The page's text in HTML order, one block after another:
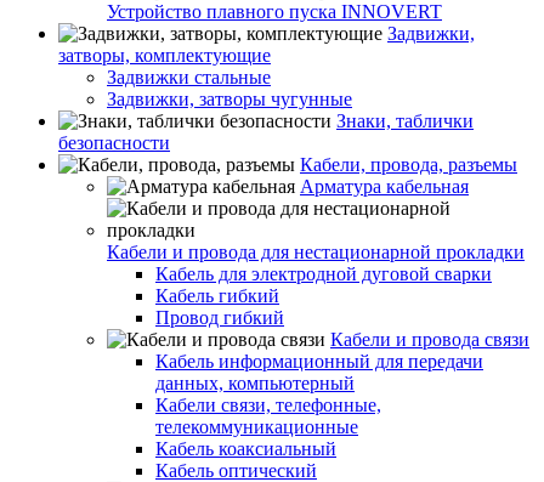
Устройство плавного пуска INNOVERT
Задвижки,
затворы, комплектующие
Задвижки стальные
Задвижки, затворы чугунные
Знаки, таблички
безопасности
Кабели, провода, разъемы
Арматура кабельная
Кабели и провода для нестационарной прокладки
Кабель для электродной дуговой сварки
Кабель гибкий
Провод гибкий
Кабели и провода связи
Кабель информационный для передачи
данных, компьютерный
Кабели связи, телефонные,
телекоммуникационные
Кабель коаксиальный
Кабель оптический